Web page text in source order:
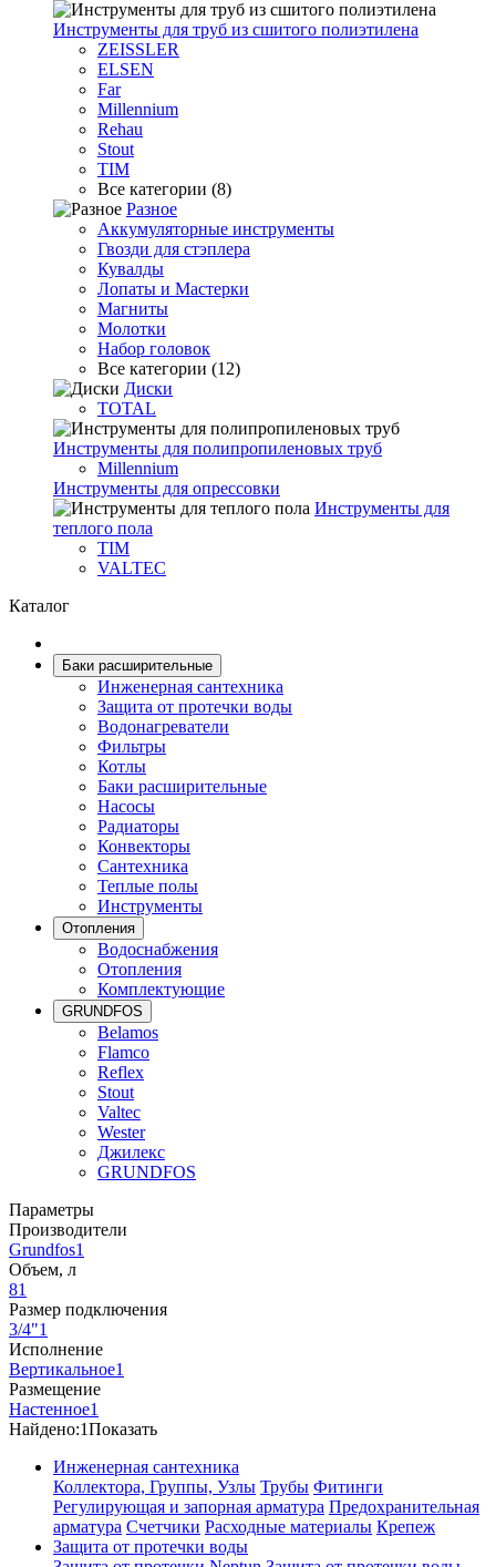
Инструменты для труб из сшитого полиэтилена
ZEISSLER
ELSEN
Far
Millennium
Rehau
Stout
TIM
Все категории (8)
Разное
Аккумуляторные инструменты
Гвозди для стэплера
Кувалды
Лопаты и Мастерки
Магниты
Молотки
Набор головок
Все категории (12)
Диски
TOTAL
Инструменты для полипропиленовых труб
Millennium
Инструменты для опрессовки
Инструменты для
теплого пола
TIM
VALTEC
Каталог
Баки расширительные
Инженерная сантехника
Защита от протечки воды
Водонагреватели
Фильтры
Котлы
Баки расширительные
Насосы
Радиаторы
Конвекторы
Сантехника
Теплые полы
Инструменты
Отопления
Водоснабжения
Отопления
Комплектующие
GRUNDFOS
Belamos
Flamco
Reflex
Stout
Valtec
Wester
Джилекс
GRUNDFOS
Параметры
Производители
Grundfos1
Объем, л
81
Размер подключения
3/4"1
Исполнение
Вертикальное1
Размещение
Настенное1
Найдено:1Показать
Инженерная сантехника
Коллектора, Группы, Узлы Трубы Фитинги
Регулирующая и запорная арматура Предохранительная
арматура Счетчики Расходные материалы Крепеж
Защита от протечки воды